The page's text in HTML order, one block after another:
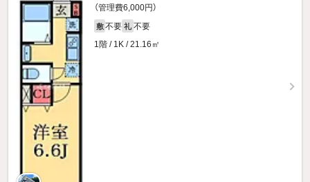
（管理費6,000円）
敷 不要 礼 不要
1階 / 1K / 21.16㎡